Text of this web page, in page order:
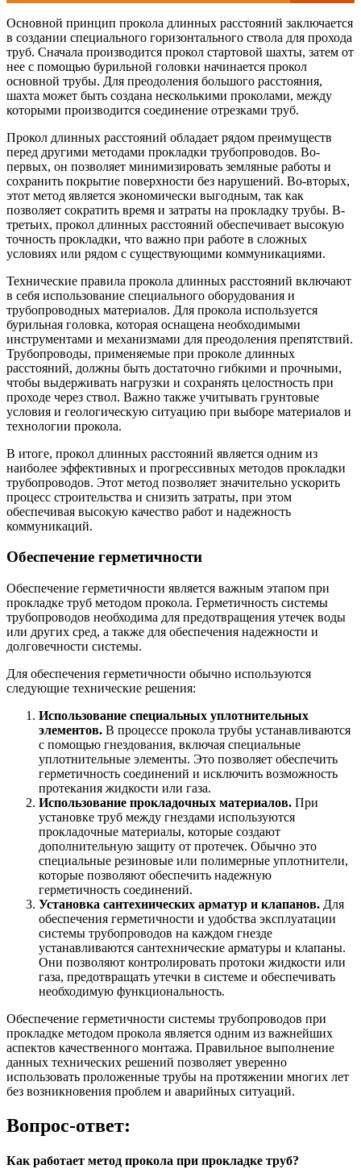
Основной принцип прокола длинных расстояний заключается
в создании специального горизонтального ствола для прохода
труб. Сначала производится прокол стартовой шахты, затем от
нее с помощью бурильной головки начинается прокол
основной трубы. Для преодоления большого расстояния,
шахта может быть создана несколькими проколами, между
которыми производится соединение отрезками труб.
Прокол длинных расстояний обладает рядом преимуществ
перед другими методами прокладки трубопроводов. Во-
первых, он позволяет минимизировать земляные работы и
сохранить покрытие поверхности без нарушений. Во-вторых,
этот метод является экономически выгодным, так как
позволяет сократить время и затраты на прокладку трубы. В-
третьих, прокол длинных расстояний обеспечивает высокую
точность прокладки, что важно при работе в сложных
условиях или рядом с существующими коммуникациями.
Технические правила прокола длинных расстояний включают
в себя использование специального оборудования и
трубопроводных материалов. Для прокола используется
бурильная головка, которая оснащена необходимыми
инструментами и механизмами для преодоления препятствий.
Трубопроводы, применяемые при проколе длинных
расстояний, должны быть достаточно гибкими и прочными,
чтобы выдерживать нагрузки и сохранять целостность при
проходе через ствол. Важно также учитывать грунтовые
условия и геологическую ситуацию при выборе материалов и
технологии прокола.
В итоге, прокол длинных расстояний является одним из
наиболее эффективных и прогрессивных методов прокладки
трубопроводов. Этот метод позволяет значительно ускорить
процесс строительства и снизить затраты, при этом
обеспечивая высокую качество работ и надежность
коммуникаций.
Обеспечение герметичности
Обеспечение герметичности является важным этапом при
прокладке труб методом прокола. Герметичность системы
трубопроводов необходима для предотвращения утечек воды
или других сред, а также для обеспечения надежности и
долговечности системы.
Для обеспечения герметичности обычно используются
следующие технические решения:
Использование специальных уплотнительных
элементов. В процессе прокола трубы устанавливаются
с помощью гнездования, включая специальные
уплотнительные элементы. Это позволяет обеспечить
герметичность соединений и исключить возможность
протекания жидкости или газа.
Использование прокладочных материалов. При
установке труб между гнездами используются
прокладочные материалы, которые создают
дополнительную защиту от протечек. Обычно это
специальные резиновые или полимерные уплотнители,
которые позволяют обеспечить надежную
герметичность соединений.
Установка сантехнических арматур и клапанов. Для
обеспечения герметичности и удобства эксплуатации
системы трубопроводов на каждом гнезде
устанавливаются сантехнические арматуры и клапаны.
Они позволяют контролировать протоки жидкости или
газа, предотвращать утечки в системе и обеспечивать
необходимую функциональность.
Обеспечение герметичности системы трубопроводов при
прокладке методом прокола является одним из важнейших
аспектов качественного монтажа. Правильное выполнение
данных технических решений позволяет уверенно
использовать проложенные трубы на протяжении многих лет
без возникновения проблем и аварийных ситуаций.
Вопрос-ответ:
Как работает метод прокола при прокладке труб?